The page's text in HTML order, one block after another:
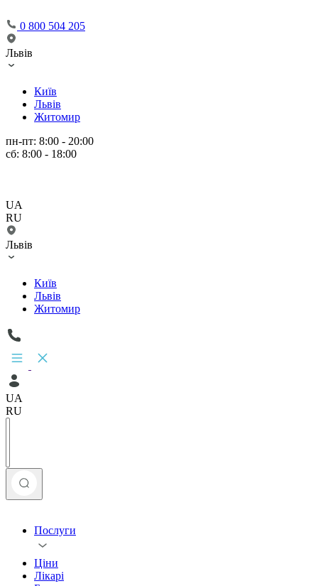
0 800 504 205
Львів
Київ
Львів
Житомир
пн-пт: 8:00 - 20:00
сб: 8:00 - 18:00
UA
RU
Львів
Київ
Львів
Житомир
UA
RU
Послуги
Ціни
Лікарі